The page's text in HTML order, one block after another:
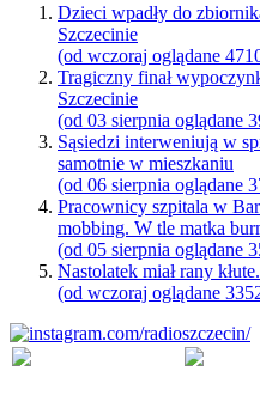
Dzieci wpadły do
Szczecinie
(od wczoraj oglądane
Tragiczny finał
Szczecinie
(od 03 sierpnia oglądane
Sąsiedzi interweniują w
samotnie w mieszkaniu
(od 06 sierpnia oglądane
Pracownicy szpitala w
mobbing. W tle matka
(od 05 sierpnia oglądane
Nastolatek miał rany
(od wczoraj oglądane